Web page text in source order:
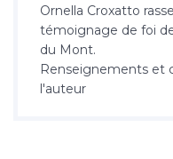
Ornella Croxatto
témoignage de foi
du Mont.
Renseignements et
l'auteur